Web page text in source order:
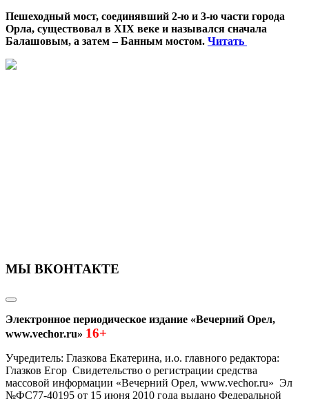
Пешеходный мост, соединявший 2-ю и 3-ю части города
Орла, существовал в XIX веке и назывался сначала
Балашовым, а затем – Банным мостом. Читать
МЫ ВКОНТАКТЕ
Электронное периодическое издание «Вечерний Орел,
www.vechor.ru» 16+
Учредитель: Глазкова Екатерина, и.о. главного редактора:
Глазков Егор Свидетельство о регистрации средства
массовой информации «Вечерний Орел, www.vechor.ru» Эл
№ФС77-40195 от 15 июня 2010 года выдано Федеральной